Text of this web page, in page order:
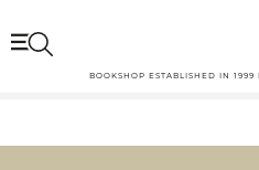
BOOKSHOP ESTABLISHED IN 1999